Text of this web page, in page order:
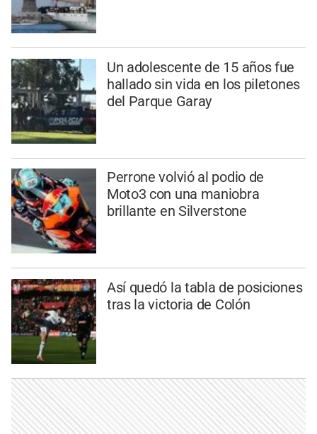
Un adolescente de 15 años fue
hallado sin vida en los piletones
del Parque Garay
Perrone volvió al podio de
Moto3 con una maniobra
brillante en Silverstone
Así quedó la tabla de posiciones
tras la victoria de Colón